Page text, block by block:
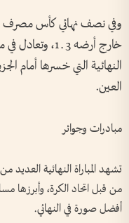
وفي نصف نهائي كأس مصرف
العين.
مبادرات وجوائر
تشهد المباراة النهائية العديد
من قبل اتحاد الكرة، وأبرزها
أفضل صورة في النهائي.